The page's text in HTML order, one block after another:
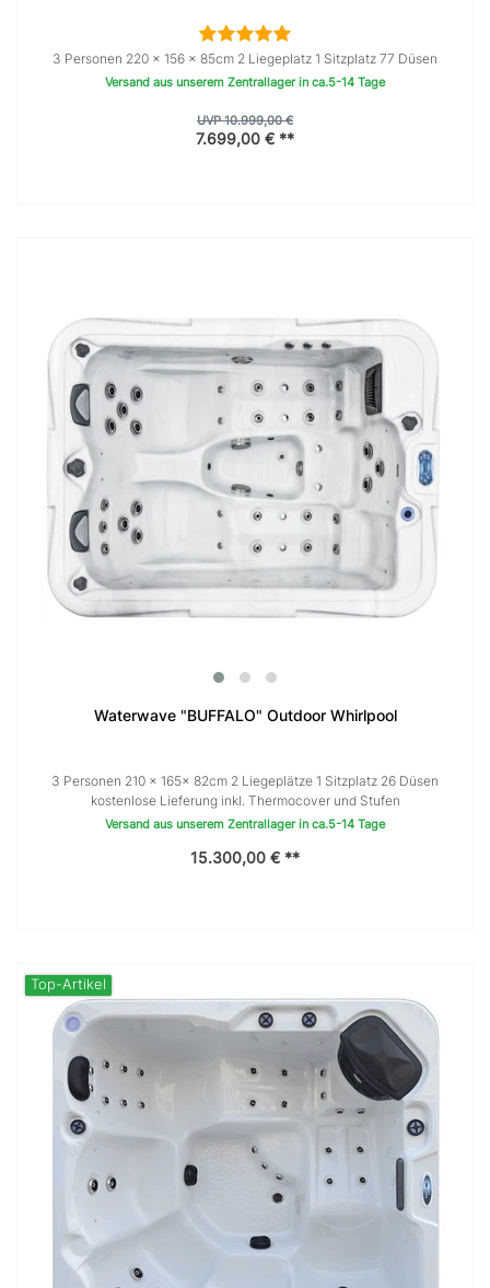
3 Personen 220 × 156 x 85cm 2 Liegeplatz 1 Sitzplatz 77 Düsen
Versand aus unserem Zentrallager in ca.5-14 Tage
UVP 10.999,00 €
7.699,00 € **
Waterwave "BUFFALO" Outdoor Whirlpool
3 Personen 210 × 165x 82cm 2 Liegeplätze 1 Sitzplatz 26 Düsen
kostenlose Lieferung inkl. Thermocover und Stufen
Versand aus unserem Zentrallager in ca.5-14 Tage
15.300,00 € **
Top-Artikel